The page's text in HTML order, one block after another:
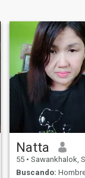
Natta
55 • Sawankhalok,
Buscando: